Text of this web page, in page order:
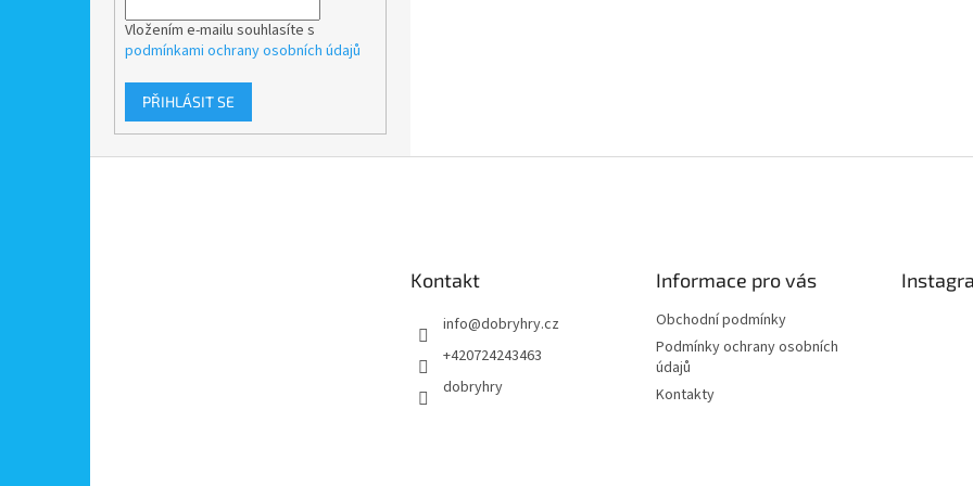
Vložením e-mailu souhlasíte s
podmínkami ochrany osobních údajů
PŘIHLÁSIT SE
Kontakt
info@dobryhry.cz
+420724243463
dobryhry
Informace pro vás
Obchodní podmínky
Podmínky ochrany osobních
údajů
Kontakty